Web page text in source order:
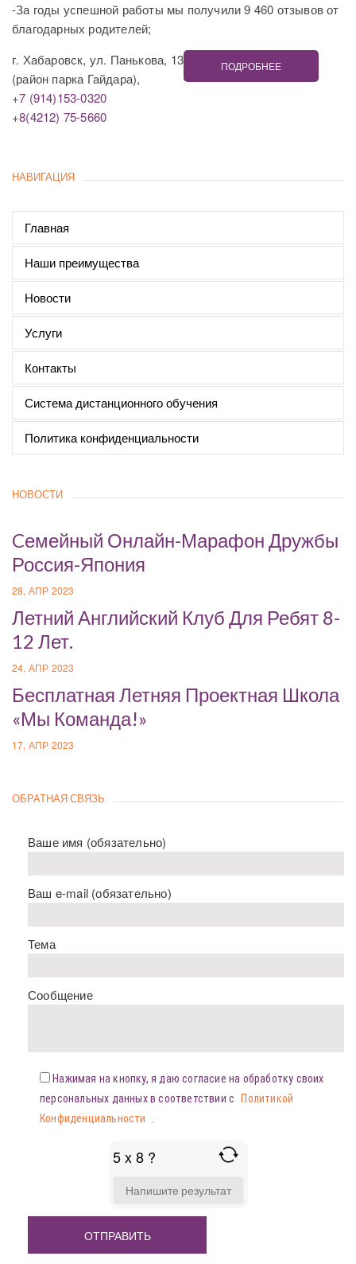
-За годы успешной работы мы получили 9 460 отзывов от
благодарных родителей;
г. Хабаровск, ул. Панькова, 13
(район парка Гайдара),
+7 (914)153-0320
+8(4212) 75-5660
ПОДРОБНЕЕ
НАВИГАЦИЯ
Главная
Наши преимущества
Новости
Услуги
Контакты
Система дистанционного обучения
Политика конфиденциальности
НОВОСТИ
Cемейный Онлайн-Марафон Дружбы
Россия-Япония
28, АПР 2023
Летний Английский Клуб Для Ребят 8-
12 Лет.
24, АПР 2023
Бесплатная Летняя Проектная Школа
«Мы Команда!»
17, АПР 2023
ОБРАТНАЯ СВЯЗЬ
Ваше имя (обязательно)
Ваш e-mail (обязательно)
Тема
Сообщение
Нажимая на кнопку, я даю согласие на обработку своих
персональных данных в соответствии с
Политикой
Конфиденциальности
5 x 8 ?
FOR
X